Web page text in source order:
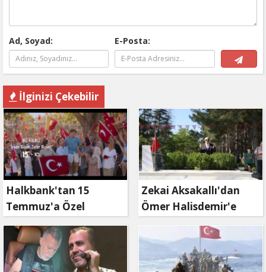
Ad, Soyad: E-Posta:
İlginizi Çekebilir
Halkbank'tan 15
Temmuz'a Özel
Reklam Filmi: "İrade
Bizim, Zafer Bizim"
Zekai Aksakallı'dan
Ömer Halisdemir'e
'vefa' ziyareti!